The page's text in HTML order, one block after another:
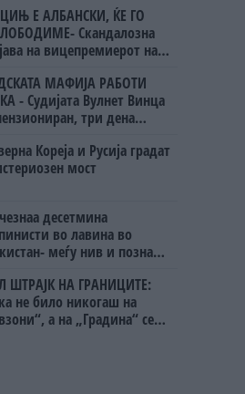
Е АЛБАНСКИ, ЌЕ ГО
Скандалозна
на вицепремиерот на
МАФИЈА РАБОТИ
- Судијата Вулнет Винца
три дена
бизнисменот Марковски
Кореја и Русија градат
мост
десетмина
во лавина во
меѓу нив и познат
ШТРАЈК НА ГРАНИЦИТЕ:
не било никогаш на
а на „Градина“ се